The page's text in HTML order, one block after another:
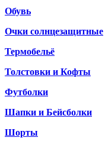
Обувь
Очки солнцезащитные
Термобельё
Толстовки и Кофты
Футболки
Шапки и Бейсболки
Шорты